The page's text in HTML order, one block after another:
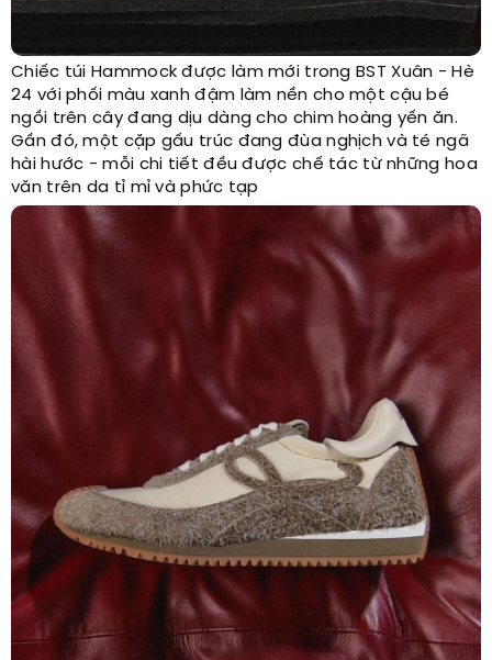
Chiếc túi Hammock được làm mới trong BST Xuân - Hè
24 với phối màu xanh đậm làm nền cho một cậu bé
ngồi trên cây đang dịu dàng cho chim hoàng yến ăn.
Gần đó, một cặp gấu trúc đang đùa nghịch và té ngã
hài hước - mỗi chi tiết đều được chế tác từ những hoa
văn trên da tỉ mỉ và phức tạp